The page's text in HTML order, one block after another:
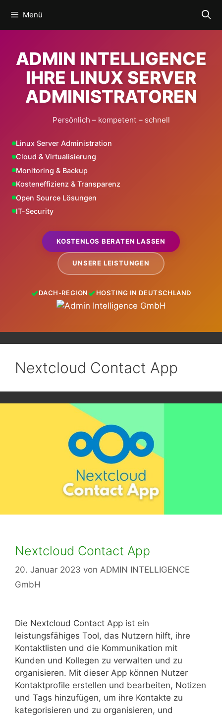
Inhalt
springen
Menü
ADMIN INTELLIGENCE
IHRE LINUX SERVER
ADMINISTRATOREN
Persönlich – kompetent – schnell
Linux Server Administration
Cloud & Virtualisierung
Monitoring & Backup
Kosteneffizienz & Transparenz
Open Source Lösungen
IT-Security
KOSTENLOS BERATEN LASSEN
UNSERE LEISTUNGEN
DACH-REGION HOSTING IN DEUTSCHLAND
Nextcloud Contact App
Nextcloud Contact App
20. Januar 2023 von ADMIN INTELLIGENCE
GmbH
Die Nextcloud Contact App ist ein
leistungsfähiges Tool, das Nutzern hilft, ihre
Kontaktlisten und die Kommunikation mit
Kunden und Kollegen zu verwalten und zu
organisieren. Mit dieser App können Nutzer
Kontaktprofile erstellen und bearbeiten, Notizen
und Tags hinzufügen, um ihre Kontakte zu
kategorisieren und zu organisieren, und